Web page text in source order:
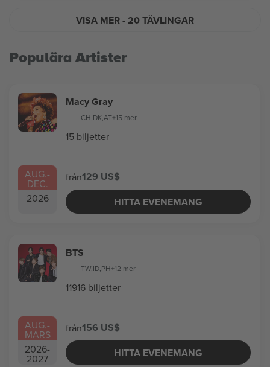
VISA MER- 20 TÄVLINGAR
Populära Artister
AUG.-
DEC.
2026
Macy Gray
CH,DK,AT+15 mer
15 biljetter
från129 US$
HITTA EVENEMANG
AUG.-
MARS
2026-
2027
BTS
TW,ID,PH+12 mer
11916 biljetter
från156 US$
HITTA EVENEMANG